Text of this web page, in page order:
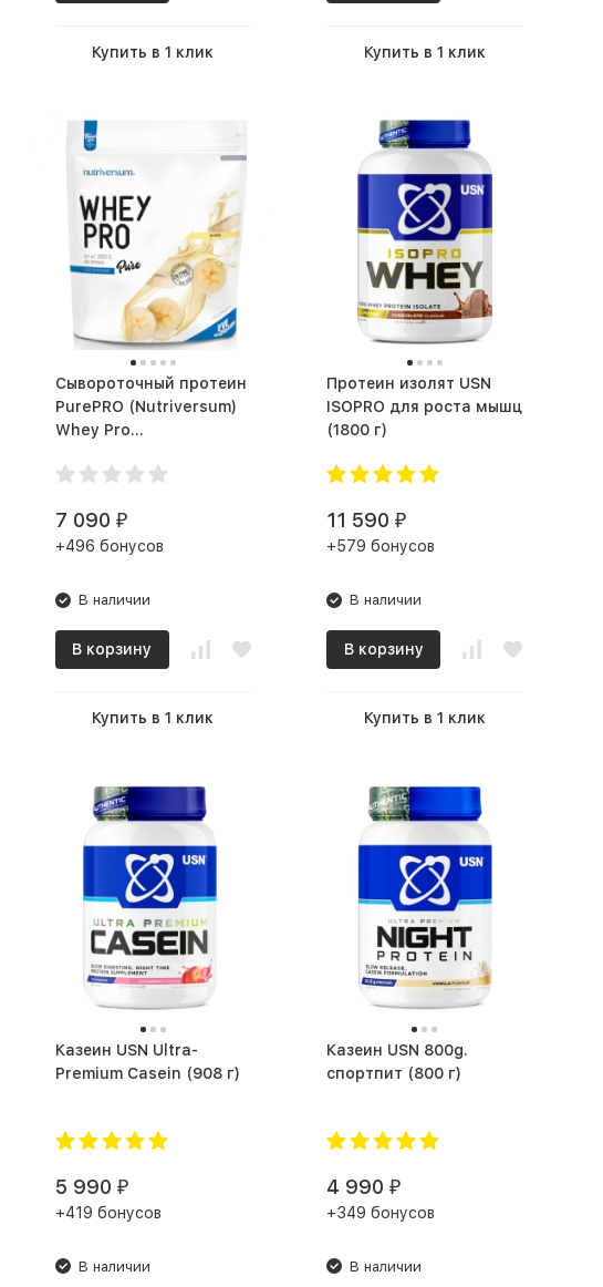
Купить в 1 клик Купить в 1 клик
Сывороточный протеин
PurePRO (Nutriversum)
Whey Pro
7 090 ₽
+496 бонусов
В наличии
В корзину
Купить в 1 клик
Протеин изолят USN
ISOPRO для роста мышц
(1800 г)
11 590 ₽
+579 бонусов
В наличии
В корзину
Купить в 1 клик
Казеин USN Ultra-
Premium Casein (908 г)
5 990 ₽
+419 бонусов
В наличии
Казеин USN 800g.
спортпит (800 г)
4 990 ₽
+349 бонусов
В наличии